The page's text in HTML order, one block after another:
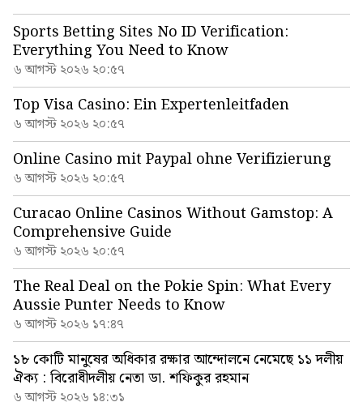
Sports Betting Sites No ID Verification:
Everything You Need to Know
৬ আগস্ট ২০২৬ ২০:৫৭
Top Visa Casino: Ein Expertenleitfaden
৬ আগস্ট ২০২৬ ২০:৫৭
Online Casino mit Paypal ohne Verifizierung
৬ আগস্ট ২০২৬ ২০:৫৭
Curacao Online Casinos Without Gamstop: A
Comprehensive Guide
৬ আগস্ট ২০২৬ ২০:৫৭
The Real Deal on the Pokie Spin: What Every
Aussie Punter Needs to Know
৬ আগস্ট ২০২৬ ১৭:৪৭
১৮ কোটি মানুষের অধিকার রক্ষার আন্দোলনে নেমেছে ১১ দলীয়
ঐক্য : বিরোধীদলীয় নেতা ডা. শফিকুর রহমান
৬ আগস্ট ২০২৬ ১৪:৩১